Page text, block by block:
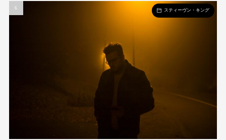
スティーヴン・キング